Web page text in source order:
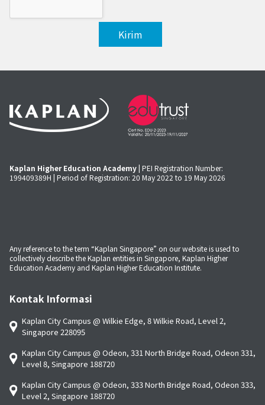
Kaplan Higher Education Academy| PEI Registration Number:
199409389H | Period of Registration: 20 May 2022 to 19 May 2026
Any reference to the term “Kaplan Singapore” on our website is used to
collectively describe the Kaplan entities in Singapore, Kaplan Higher
Education Academy and Kaplan Higher Education Institute.
Kontak Informasi
Kaplan City Campus @ Wilkie Edge, 8 Wilkie Road, Level 2,
Singapore 228095
Kaplan City Campus @ Odeon, 331 North Bridge Road, Odeon 331,
Level 8, Singapore 188720
Kaplan City Campus @ Odeon, 333 North Bridge Road, Odeon 333,
Level 2, Singapore 188720